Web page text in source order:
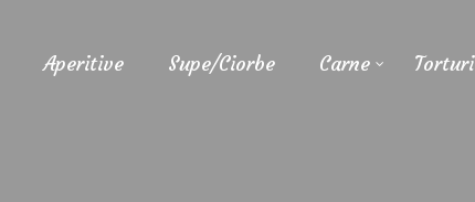
Aperitive Supe/Ciorbe Carne Torturi